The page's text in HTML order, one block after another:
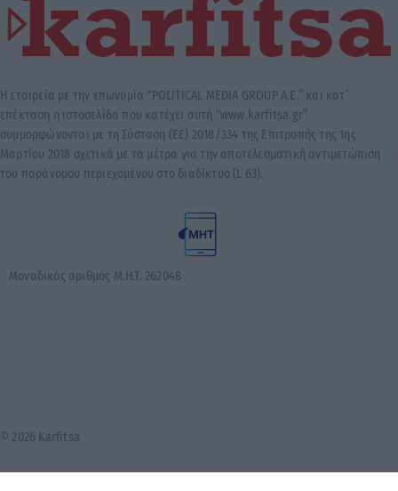
Η εταιρεία με την επωνυμία “POLITICAL MEDIA GROUP A.E.” και κατ’
επέκταση η ιστοσελίδα που κατέχει αυτή “www.karfitsa.gr”
συμμορφώνονται με τη Σύσταση (ΕΕ) 2018/334 της Επιτροπής της 1ης
Μαρτίου 2018 σχετικά με τα μέτρα για την αποτελεσματική αντιμετώπιση
του παράνομου περιεχομένου στο διαδίκτυο (L 63).
Μοναδικός αριθμός Μ.Η.Τ. 262048
© 2026 Karfitsa